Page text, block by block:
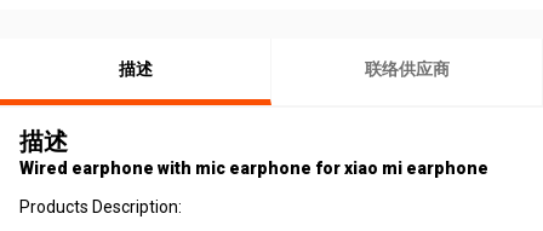
描述 联络供应商
描述
Wired earphone with mic earphone for xiao mi earphone
Products Description: